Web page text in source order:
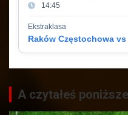
14:45
Ekstraklasa
Raków Częstochowa
A czytałeś